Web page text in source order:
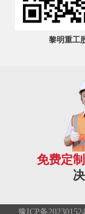
黎明重工
免费定制
豫ICP备